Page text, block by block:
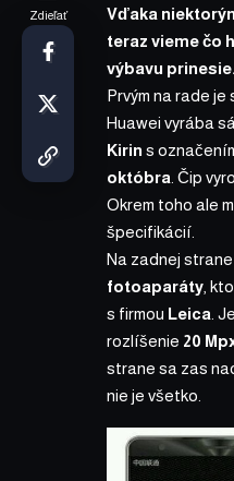
Zdieľať
Vďaka
teraz vieme čo
výbavu prinesie.
Prvým na rade
Huawei vyrába
Kirin s
októbra . Čip
Okrem toho ale
špecifikácií.
Na zadnej
fotoaparáty ,
s firmou Leica .
rozlíšenie 20
strane sa zas
nie je všetko.